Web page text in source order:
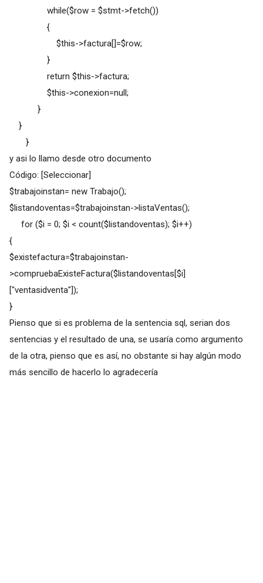
while($row = $stmt->fetch())
{
$this->factura[]=$row;
}
return $this->factura;
$this->conexion=null;
}
}
}
y asi lo llamo desde otro documento
Código: [Seleccionar]
$trabajoinstan= new Trabajo();
$listandoventas=$trabajoinstan->listaVentas();
for ($i = 0; $i < count($listandoventas); $i++)
{
$existefactura=$trabajoinstan-
>compruebaExisteFactura($listandoventas[$i]
["ventasidventa"]);
}
Pienso que si es problema de la sentencia sql, serian dos
sentencias y el resultado de una, se usaría como argumento
de la otra, pienso que es así, no obstante si hay algún modo
más sencillo de hacerlo lo agradecería